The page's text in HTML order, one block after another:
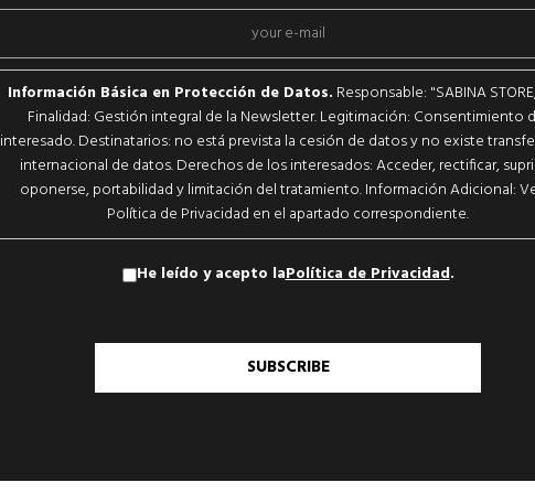
Información Básica en Protección de Datos. Responsable: "SABINA
Finalidad: Gestión integral de la Newsletter. Legitimación: Consentimiento
interesado. Destinatarios: no está prevista la cesión de datos y no existe
internacional de datos. Derechos de los interesados: Acceder, rectificar,
oponerse, portabilidad y limitación del tratamiento. Información Adicional:
Política de Privacidad en el apartado correspondiente.
He leído y acepto laPolítica de Privacidad.
SUBSCRIBE